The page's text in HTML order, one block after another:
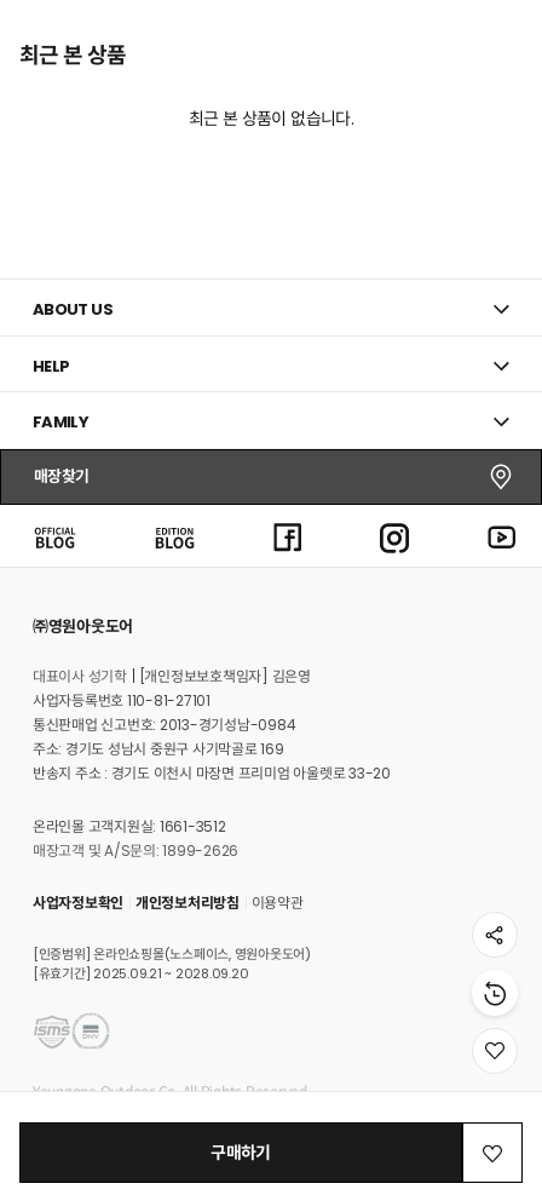
구매하기
최근 본 상품
최근 본 상품이 없습니다.
ABOUT US
HELP
FAMILY
매장찾기
㈜영원아웃도어
대표이사 성기학
[개인정보보호책임자] 김은영
사업자등록번호 110-81-27101
통신판매업 신고번호: 2013-경기성남-0984
주소: 경기도 성남시 중원구 사기막골로 169
반송지 주소 : 경기도 이천시 마장면 프리미엄 아울렛로 33-20
온라인몰 고객지원실: 1661-3512
매장고객 및 A/S문의: 1899-2626
사업자정보확인 개인정보처리방침 이용약관
[인증범위] 온라인쇼핑몰(노스페이스, 영원아웃도어)
[유효기간] 2025.09.21 ~ 2028.09.20
Youngone Outdoor Co. All Rights Reserved.
위
시
스
로